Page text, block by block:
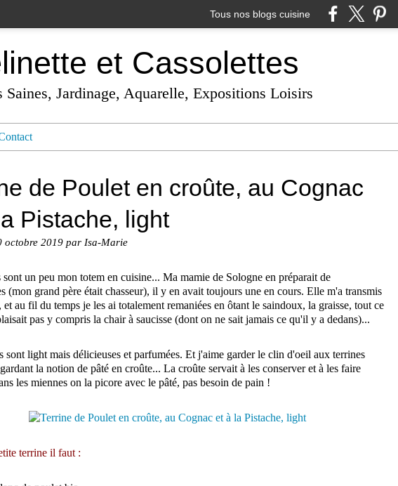
Tous nos blogs cuisine
et Cassolettes
Saines, Jardinage, Aquarelle, Expositions Loisirs
de Poulet en croûte, au Cognac
Pistache, light
octobre 2019 par Isa-Marie
sont un peu mon totem en cuisine... Ma mamie de Sologne en préparait de
(mon grand père était chasseur), il y en avait toujours une en cours. Elle m'a transmis
et au fil du temps je les ai totalement remaniées en ôtant le saindoux, la graisse, tout ce
pas y compris la chair à saucisse (dont on ne sait jamais ce qu'il y a dedans)...
sont light mais délicieuses et parfumées. Et j'aime garder le clin d'oeil aux terrines
la notion de pâté en croûte... La croûte servait à les conserver et à les faire
les miennes on la picore avec le pâté, pas besoin de pain !
terrine il faut :